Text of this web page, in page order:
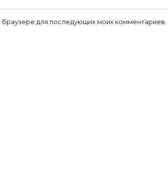
для последующих моих комментариев.